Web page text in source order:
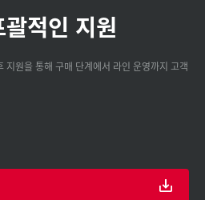
적인 지원
지원을 통해 구매 단계에서 라인 운영까지 고객